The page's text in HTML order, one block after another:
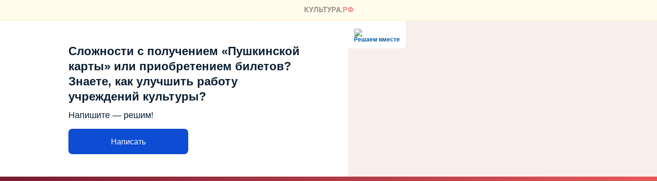
Решаем вместе
Сложности с получением «Пушкинской
карты» или приобретением билетов?
Знаете, как улучшить работу
учреждений культуры?
Напишите — решим!
Написать